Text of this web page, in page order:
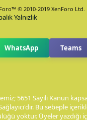
© 2010-2019 XenForo Ltd.
Yalnızlık
WhatsApp Teams
5651 Sayılı Kanun
Bu sebeple
yoktur. Üyeler yazdığı